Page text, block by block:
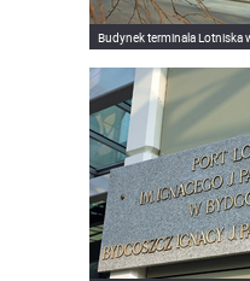
Budynek terminala Lotniska